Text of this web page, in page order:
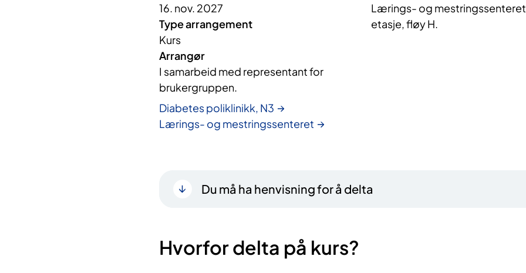
16. nov. 2027
Type arrangement
Kurs
Arrangør
I samarbeid med representant for
brukergruppen.
Diabetes poliklinikk, N3
Lærings- og mestringssenteret
Lærings- og mestringssenteret
etasje, fløy H.
Du må ha henvisning for å delta
Hvorfor delta på kurs?​